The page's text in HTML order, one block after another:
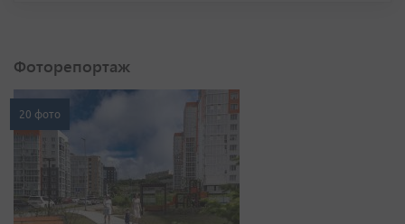
Фоторепортаж
20 фото